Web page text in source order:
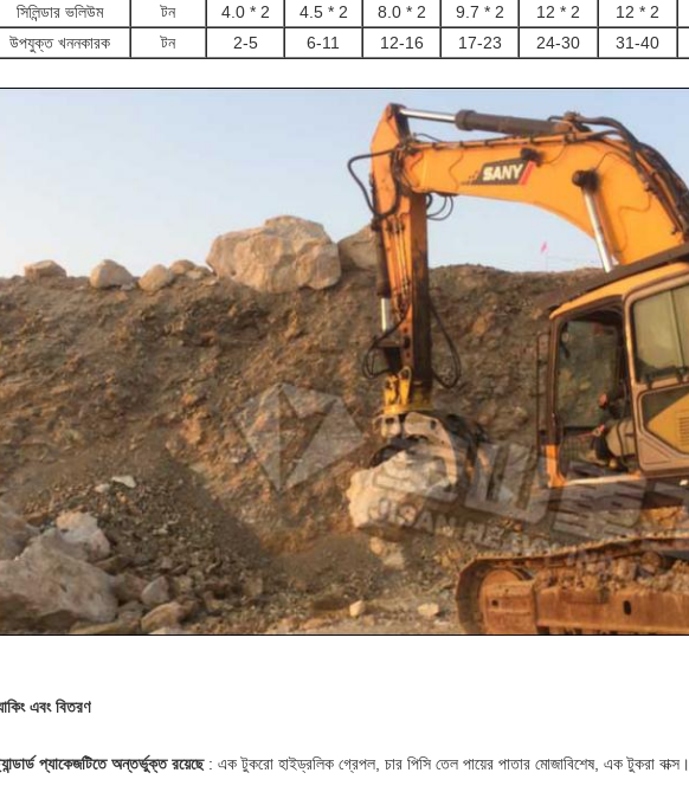
সিলিন্ডার ভলিউম
টন 4.0 * 2 4.5 * 2 8.0 * 2 9.7 * 2 12 * 2 12 * 2
উপযুক্ত খননকারক
টন 2-5 6-11 12-16 17-23 24-30 31-40
এবং বিতরণ
প্যাকেজটিতে অন্তর্ভুক্ত রয়েছে: এক টুকরো হাইড্রলিক গ্রেপল, চার পিসি তেল পায়ের পাতার মোজাবিশেষ, এক টুকরা বাক্স।